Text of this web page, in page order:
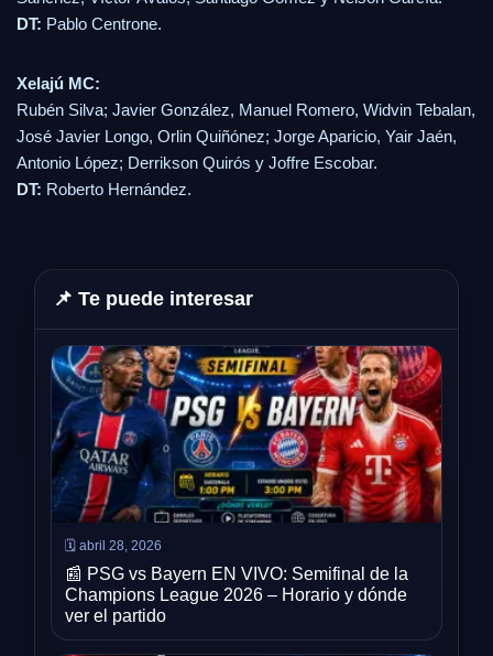
DT: Pablo Centrone.
Xelajú MC:
Rubén Silva; Javier González, Manuel Romero, Widvin Tebalan,
José Javier Longo, Orlin Quiñónez; Jorge Aparicio, Yair Jaén,
Antonio López; Derrikson Quirós y Joffre Escobar.
DT: Roberto Hernández.
📌 Te puede interesar
🗓️ abril 28, 2026
📰 PSG vs Bayern EN VIVO: Semifinal de la
Champions League 2026 – Horario y dónde
ver el partido